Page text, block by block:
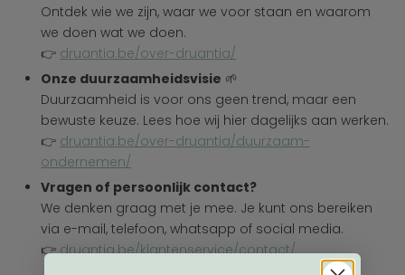
Ontdek wie we zijn, waar we voor staan en waarom
we doen wat we doen.
👉 druantia.be/over-druantia/
Onze duurzaamheidsvisie 🌱
Duurzaamheid is voor ons geen trend, maar een
bewuste keuze. Lees hoe wij hier dagelijks aan werken.
👉 druantia.be/over-druantia/duurzaam-
ondernemen/
Vragen of persoonlijk contact?
We denken graag met je mee. Je kunt ons bereiken
via e-mail, telefoon, whatsapp of social media.
👉druantia.be/klantenservice/contact/